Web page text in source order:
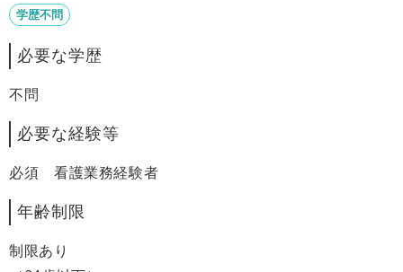
学歴不問
必要な学歴
不問
必要な経験等
必須 看護業務経験者
年齢制限
制限あり